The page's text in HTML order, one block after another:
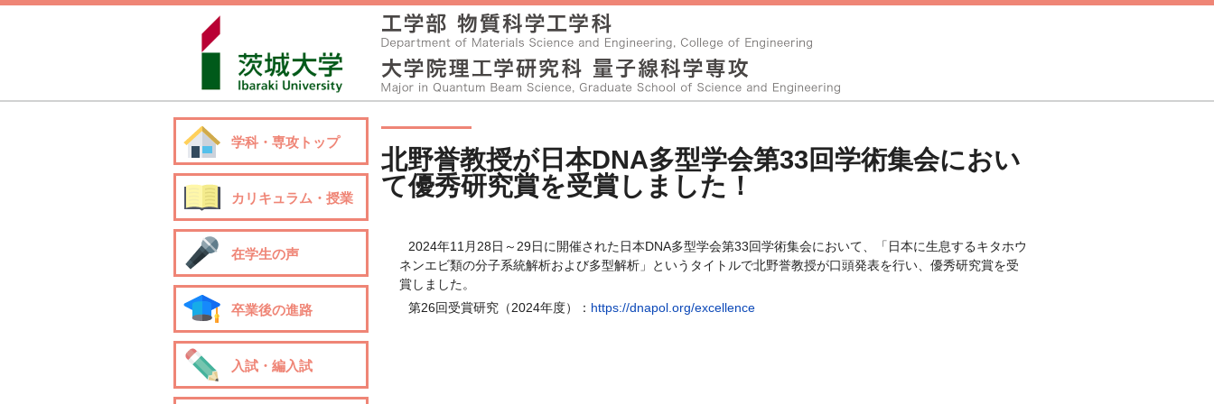
北野誉教授が日本DNA多型学会第33回学術集会におい
て優秀研究賞を受賞しました！
2024年11月28日～29日に開催された日本DNA多型学会第33回学術集会において、「日本に生息するキタホウ
ネンエビ類の分子系統解析および多型解析」というタイトルで北野誉教授が口頭発表を行い、優秀研究賞を受
賞しました。
第26回受賞研究（2024年度）： https://dnapol.org/excellence
学科・専攻トップ
カリキュラム・授業
在学生の声
卒業後の進路
入試・編入試